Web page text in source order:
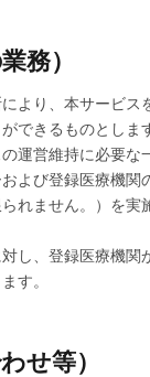
務）
より、本サービス
できるものとしま
運営維持に必要な
よび登録医療機関
れません。）を実
し、登録医療機関
す。
せ等）